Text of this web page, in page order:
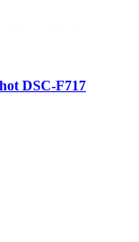
DSC-F717